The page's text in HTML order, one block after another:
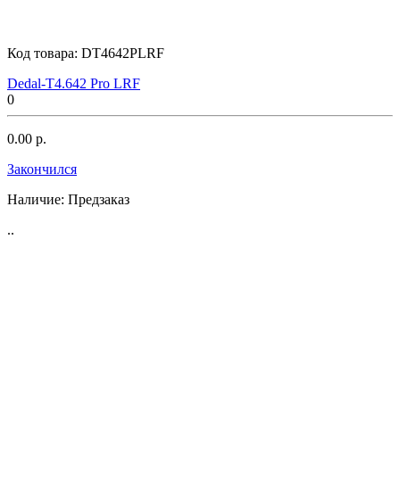
Код товара: DT4642PLRF
Dedal-T4.642 Pro LRF
0
0.00 р.
Закончился
Наличие: Предзаказ
..